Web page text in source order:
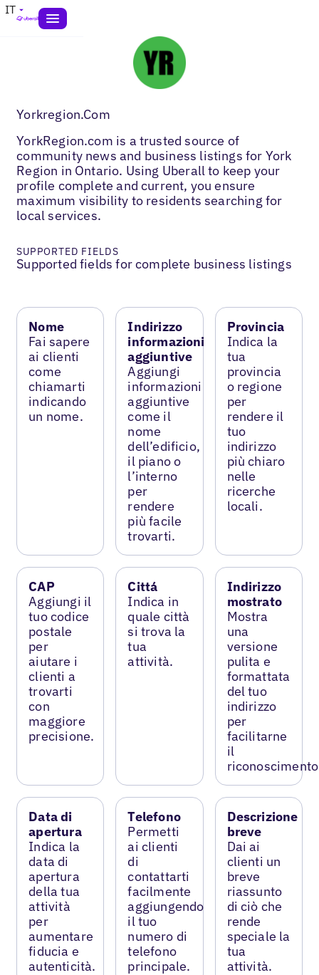
IT
Yorkregion.Com
YorkRegion.com is a trusted source of
community news and business listings for York
Region in Ontario. Using Uberall to keep your
profile complete and current, you ensure
maximum visibility to residents searching for
local services.
SUPPORTED FIELDS
Supported fields for complete business listings
Nome
Fai sapere
ai clienti
come
chiamarti
indicando
un nome.
Indirizzo
informazioni
aggiuntive
Aggiungi
informazioni
aggiuntive
come il
nome
dell’edificio,
il piano o
l’interno
per
rendere
più facile
trovarti.
Provincia
Indica la
tua
provincia
o regione
per
rendere il
tuo
indirizzo
più chiaro
nelle
ricerche
locali.
CAP
Aggiungi il
tuo codice
postale
per
aiutare i
clienti a
trovarti
con
maggiore
precisione.
Cittá
Indica in
quale città
si trova la
tua
attività.
Indirizzo
mostrato
Mostra
una
versione
pulita e
formattata
del tuo
indirizzo
per
facilitarne
il
Data di
apertura
Indica la
data di
apertura
della tua
attività
per
aumentare
fiducia e
autenticità.
Telefono
Permetti
ai clienti
di
contattarti
facilmente
aggiungendo
il tuo
numero di
telefono
principale.
Descrizione
breve
Dai ai
clienti un
breve
riassunto
di ciò che
rende
speciale la
tua
attività.